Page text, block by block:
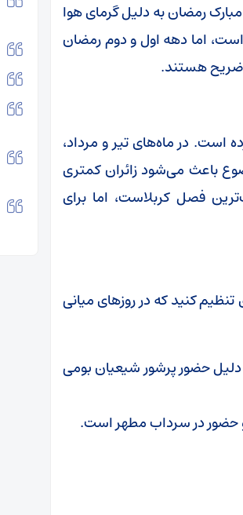
رمضان به دلیل گرمای هوا
اما دهه اول و دوم رمضان
ضریح هستند.
است. در ماه‌های تیر و مرداد،
این موضوع باعث می‌شود زائران کمتری
فصل کربلاست، اما برای
کنید که در روزهای میانی
حضور پرشور شیعیان بومی
و حضور در سرداب مطهر است.